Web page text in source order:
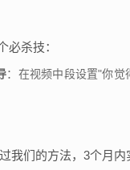
必杀技：
：在视频中段设置"你觉
我们的方法，3个月内